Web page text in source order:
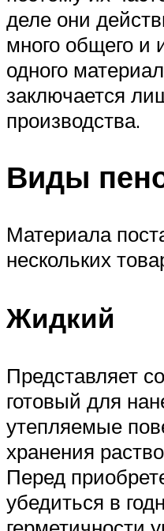
деле они
много общего и
одного
заключается
производства.
Виды
Материала
нескольких
Жидкий
Представляет
готовый для
утепляемые
хранения
Перед
убедиться в